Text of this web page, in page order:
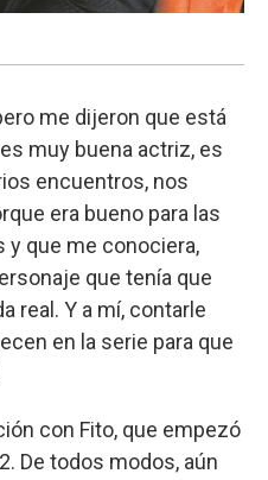
me dijeron que está
muy buena actriz, es
encuentros, nos
era bueno para las
y que me conociera,
que tenía que
real. Y a mí, contarle
en la serie para que
con Fito, que empezó
De todos modos, aún